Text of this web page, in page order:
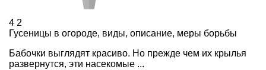
4 2
Гусеницы в огороде, виды, описание, меры борьбы
Бабочки выглядят красиво. Но прежде чем их крылья
развернутся, эти насекомые ...